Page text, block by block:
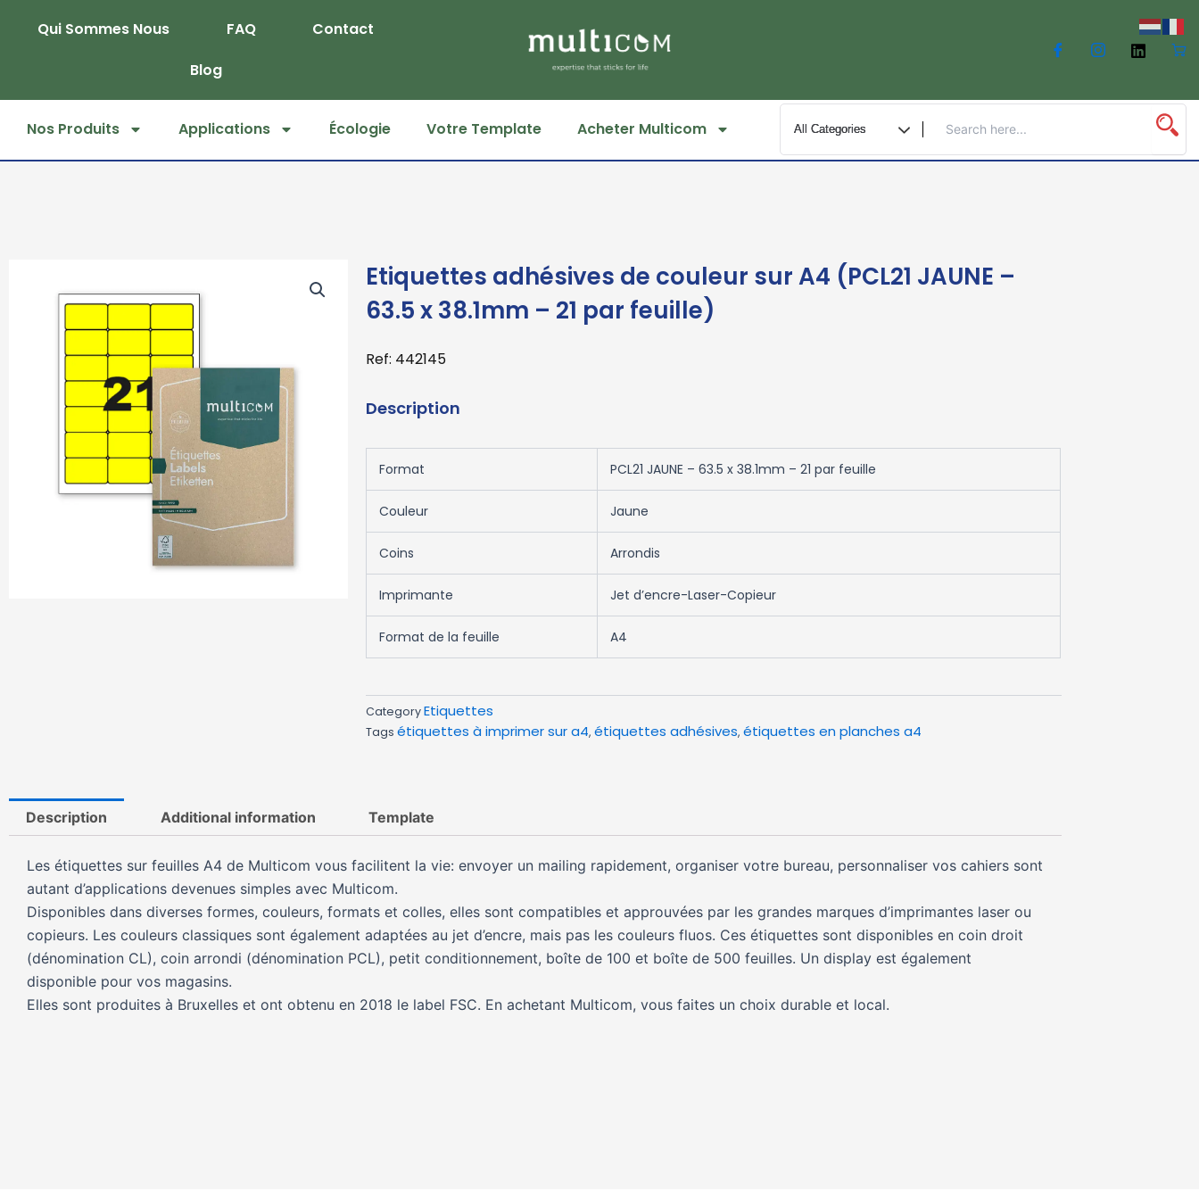
Qui Sommes Nous FAQ
Contact
Blog
Nos Produits Applications Écologie Votre Template Acheter Multicom
Etiquettes adhésives de couleur sur A4 (PCL21 JAUNE –
63.5 x 38.1mm – 21 par feuille)
Ref: 442145
Description
Format PCL21 JAUNE – 63.5 x 38.1mm – 21 par feuille
Couleur Jaune
Coins Arrondis
Imprimante Jet d’encre-Laser-Copieur
Format de la feuille A4
CategoryEtiquettes
Tags étiquettes à imprimer sur a4, étiquettes adhésives, étiquettes en planches a4
Description Additional information Template
Les étiquettes sur feuilles A4 de Multicom vous facilitent la vie: envoyer un mailing rapidement, organiser votre bureau, personnaliser vos cahiers sont
autant d’applications devenues simples avec Multicom.
Disponibles dans diverses formes, couleurs, formats et colles, elles sont compatibles et approuvées par les grandes marques d’imprimantes laser ou
copieurs. Les couleurs classiques sont également adaptées au jet d’encre, mais pas les couleurs fluos. Ces étiquettes sont disponibles en coin droit
(dénomination CL), coin arrondi (dénomination PCL), petit conditionnement, boîte de 100 et boîte de 500 feuilles. Un display est également
disponible pour vos magasins.
Elles sont produites à Bruxelles et ont obtenu en 2018 le label FSC. En achetant Multicom, vous faites un choix durable et local.